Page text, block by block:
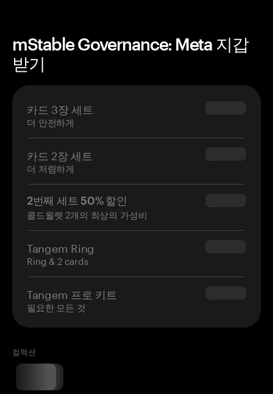
mStable Governance: Meta 지갑
받기
카드 3장 세트
더 안전하게
$69.90
카드 2장 세트
더 저렴하게
$54.90
2번째 세트 50% 할인
콜드월렛 2개의 최상의 가성비
$34.95
Tangem Ring
Ring & 2 cards
$160.00
Tangem 프로 키트
필요한 모든 것
$180.00
컬렉션